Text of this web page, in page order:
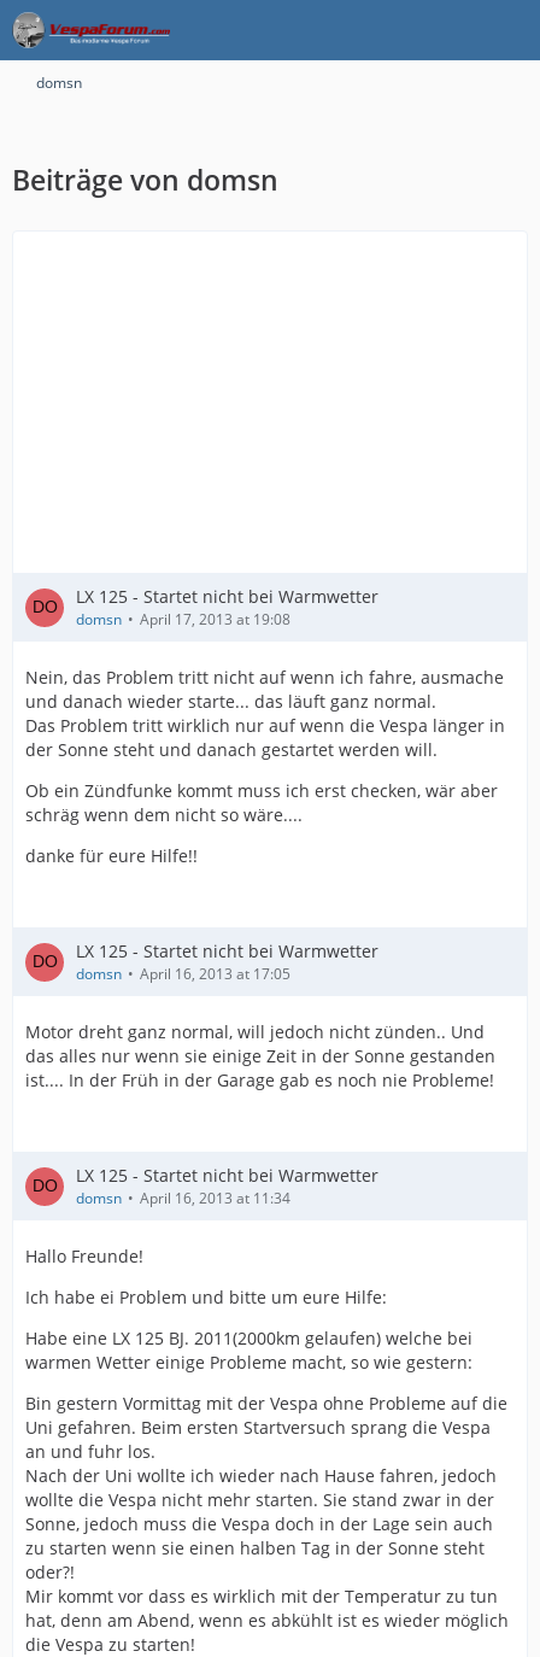
domsn
Beiträge von domsn
LX 125 - Startet nicht bei Warmwetter
domsn April 17, 2013 at 19:08
Nein, das Problem tritt nicht auf wenn ich fahre, ausmache
und danach wieder starte... das läuft ganz normal.
Das Problem tritt wirklich nur auf wenn die Vespa länger in
der Sonne steht und danach gestartet werden will.
Ob ein Zündfunke kommt muss ich erst checken, wär aber
schräg wenn dem nicht so wäre....
danke für eure Hilfe!!
LX 125 - Startet nicht bei Warmwetter
domsn April 16, 2013 at 17:05
Motor dreht ganz normal, will jedoch nicht zünden.. Und
das alles nur wenn sie einige Zeit in der Sonne gestanden
ist.... In der Früh in der Garage gab es noch nie Probleme!
LX 125 - Startet nicht bei Warmwetter
domsn April 16, 2013 at 11:34
Hallo Freunde!
Ich habe ei Problem und bitte um eure Hilfe:
Habe eine LX 125 BJ. 2011(2000km gelaufen) welche bei
warmen Wetter einige Probleme macht, so wie gestern:
Bin gestern Vormittag mit der Vespa ohne Probleme auf die
Uni gefahren. Beim ersten Startversuch sprang die Vespa
an und fuhr los.
Nach der Uni wollte ich wieder nach Hause fahren, jedoch
wollte die Vespa nicht mehr starten. Sie stand zwar in der
Sonne, jedoch muss die Vespa doch in der Lage sein auch
zu starten wenn sie einen halben Tag in der Sonne steht
oder?!
Mir kommt vor dass es wirklich mit der Temperatur zu tun
hat, denn am Abend, wenn es abkühlt ist es wieder möglich
die Vespa zu starten!